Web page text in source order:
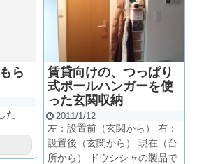
ら
た
賃貸向けの、つっぱり
式ポールハンガーを使
った玄関収納
2011/1/12
左：設置前（玄関から） 右：
設置後（玄関から） 現在（台
所から） ドウシシャの製品で